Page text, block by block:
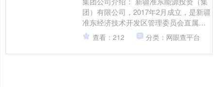
团）有限公司，2017年2月成立，是新疆
准东经济技术开发区管理委员会直属的
国有综合性产业投资平台。作为新疆“十
大产业集群”特....
查看：212 分类：网眼查平台